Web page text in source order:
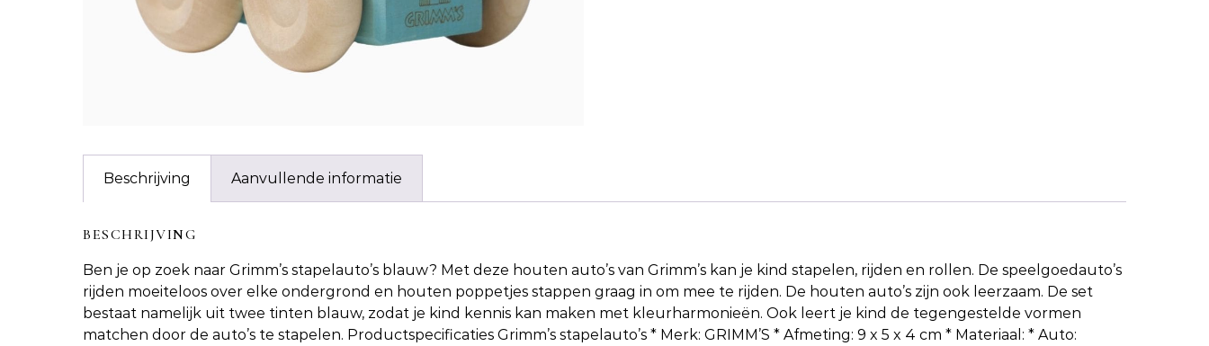
Beschrijving Aanvullende informatie
BESCHRIJVING
Ben je op zoek naar Grimm’s stapelauto’s blauw? Met deze houten auto’s van Grimm’s kan je kind stapelen, rijden en rollen. De speelgoedauto’s
rijden moeiteloos over elke ondergrond en houten poppetjes stappen graag in om mee te rijden. De houten auto’s zijn ook leerzaam. De set
bestaat namelijk uit twee tinten blauw, zodat je kind kennis kan maken met kleurharmonieën. Ook leert je kind de tegengestelde vormen
matchen door de auto’s te stapelen. Productspecificaties Grimm’s stapelauto’s * Merk: GRIMM’S * Afmeting: 9 x 5 x 4 cm * Materiaal: * Auto: